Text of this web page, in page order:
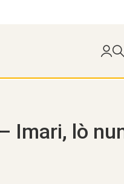
Imari, lò